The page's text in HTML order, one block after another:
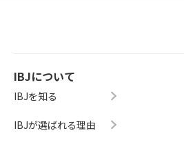
IBJについて
IBJを知る
IBJが選ばれる理由